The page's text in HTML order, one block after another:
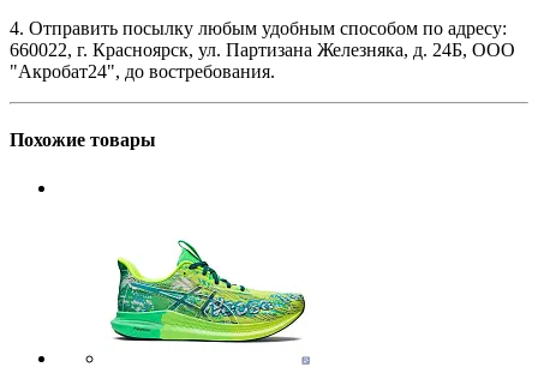
4. Отправить посылку любым удобным способом по адресу:
660022, г. Красноярск, ул. Партизана Железняка, д. 24Б, ООО
"Акробат24", до востребования.
Похожие товары